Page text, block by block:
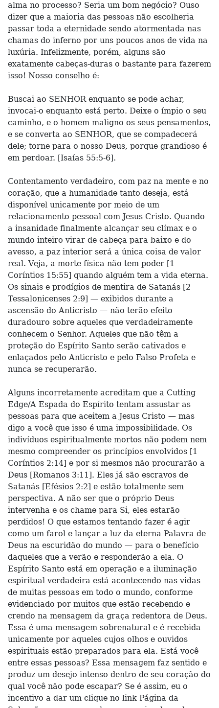
alma no processo? Seria um bom negócio? Ouso
dizer que a maioria das pessoas não escolheria
passar toda a eternidade sendo atormentada nas
chamas do inferno por uns poucos anos de vida na
luxúria. Infelizmente, porém, alguns são
exatamente cabeças-duras o bastante para fazerem
isso! Nosso conselho é:
Buscai ao SENHOR enquanto se pode achar,
invocai-o enquanto está perto. Deixe o ímpio o seu
caminho, e o homem maligno os seus pensamentos,
e se converta ao SENHOR, que se compadecerá
dele; torne para o nosso Deus, porque grandioso é
em perdoar. [Isaías 55:5-6].
Contentamento verdadeiro, com paz na mente e no
coração, que a humanidade tanto deseja, está
disponível unicamente por meio de um
relacionamento pessoal com Jesus Cristo. Quando
a insanidade finalmente alcançar seu clímax e o
mundo inteiro virar de cabeça para baixo e do
avesso, a paz interior será a única coisa de valor
real. Veja, a morte física não tem poder [1
Coríntios 15:55] quando alguém tem a vida eterna.
Os sinais e prodígios de mentira de Satanás [2
Tessalonicenses 2:9] — exibidos durante a
ascensão do Anticristo — não terão efeito
duradouro sobre aqueles que verdadeiramente
conhecem o Senhor. Aqueles que não têm a
proteção do Espírito Santo serão cativados e
enlaçados pelo Anticristo e pelo Falso Profeta e
nunca se recuperarão.
Alguns incorretamente acreditam que a Cutting
Edge/A Espada do Espírito tentam assustar as
pessoas para que aceitem a Jesus Cristo — mas
digo a você que isso é uma impossibilidade. Os
indivíduos espiritualmente mortos não podem nem
mesmo compreender os princípios envolvidos [1
Coríntios 2:14] e por si mesmos não procurarão a
Deus [Romanos 3:11]. Eles já são escravos de
Satanás [Efésios 2:2] e estão totalmente sem
perspectiva. A não ser que o próprio Deus
intervenha e os chame para Si, eles estarão
perdidos! O que estamos tentando fazer é agir
como um farol e lançar a luz da eterna Palavra de
Deus na escuridão do mundo — para o benefício
daqueles que a verão e responderão a ela. O
Espírito Santo está em operação e a iluminação
espiritual verdadeira está acontecendo nas vidas
de muitas pessoas em todo o mundo, conforme
evidenciado por muitos que estão recebendo e
crendo na mensagem da graça redentora de Deus.
Essa é uma mensagem sobrenatural e é recebida
unicamente por aqueles cujos olhos e ouvidos
espirituais estão preparados para ela. Está você
entre essas pessoas? Essa mensagem faz sentido e
produz um desejo intenso dentro de seu coração do
qual você não pode escapar? Se é assim, eu o
incentivo a dar um clique no link Página da